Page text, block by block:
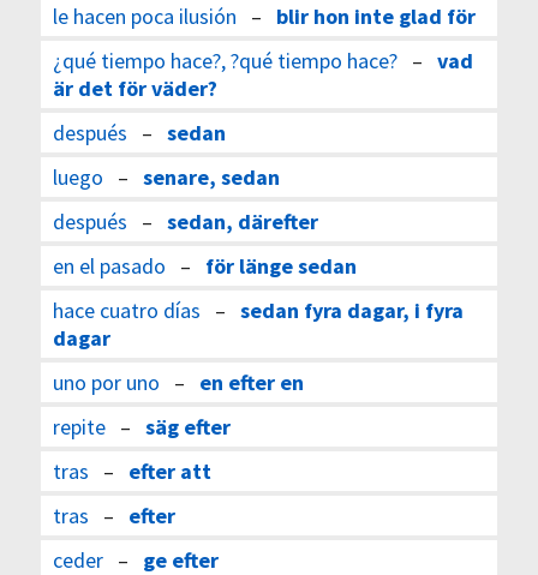
le hacen poca ilusión – blir hon inte glad för
¿qué tiempo hace?, ?qué tiempo hace?– vad
är det för väder?
después – sedan
luego – senare, sedan
después – sedan, därefter
en el pasado – för länge sedan
hace cuatro días – sedan fyra dagar, i fyra
dagar
uno por uno – en efter en
repite– säg efter
tras – efter att
tras – efter
ceder– ge efter